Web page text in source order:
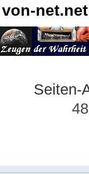
von-net.net
Seiten-